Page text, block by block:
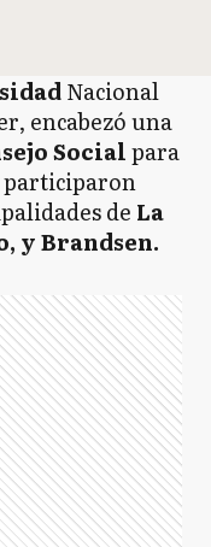
Nacional
encabezó una
Socialpara
participaron
de La
y Brandsen.